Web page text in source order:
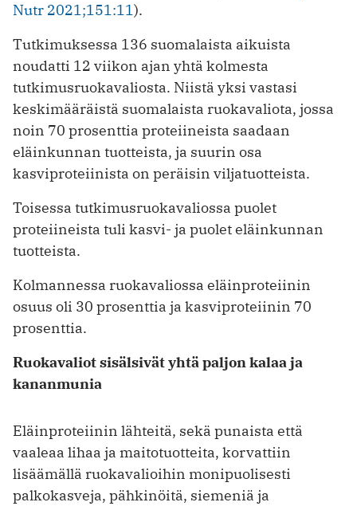
Nutr 2021;151:11).
Tutkimuksessa 136 suomalaista aikuista
noudatti 12 viikon ajan yhtä kolmesta
tutkimusruokavaliosta. Niistä yksi vastasi
keskimääräistä suomalaista ruokavaliota, jossa
noin 70 prosenttia proteiineista saadaan
eläinkunnan tuotteista, ja suurin osa
kasviproteiinista on peräisin viljatuotteista.
Toisessa tutkimusruokavaliossa puolet
proteiineista tuli kasvi- ja puolet eläinkunnan
tuotteista.
Kolmannessa ruokavaliossa eläinproteiinin
osuus oli 30 prosenttia ja kasviproteiinin 70
prosenttia.
Ruokavaliot sisälsivät yhtä paljon kalaa ja
kananmunia
Eläinproteiinin lähteitä, sekä punaista että
vaaleaa lihaa ja maitotuotteita, korvattiin
lisäämällä ruokavalioihin monipuolisesti
palkokasveja, pähkinöitä, siemeniä ja